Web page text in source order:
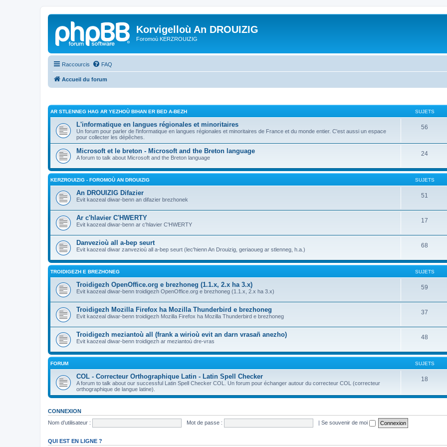
Korvigelloù An DROUIZIG
Foromoù KERZROUIZIG
Raccourcis FAQ
Accueil du forum
AR STLENNEG HAG AR YEZHOÙ BIHAN ER BED A-BEZH SUJETS
L'informatique en langues régionales et minoritaires
Un forum pour parler de l'informatique en langues régionales et minoritaires de France et du monde entier. C'est aussi un espace
pour collecter les dépêches.
56
Microsoft et le breton - Microsoft and the Breton language
A forum to talk about Microsoft and the Breton language
24
KERZROUIZIG - FOROMOÙ AN DROUIZIG SUJETS
An DROUIZIG Difazier
Evit kaozeal diwar-benn an difazier brezhonek
51
Ar c'hlavier C'HWERTY
Evit kaozeal diwar-benn ar c'hlavier C'HWERTY
17
Danvezioù all a-bep seurt
Evit kaozeal diwar zanvezioù all a-bep seurt (lec'hienn An Drouizig, geriaoueg ar stlenneg, h.a.)
68
TROIDIGEZH E BREZHONEG SUJETS
Troidigezh OpenOffice.org e brezhoneg (1.1.x, 2.x ha 3.x)
Evit kaozeal diwar-benn troidigezh OpenOffice.org e brezhoneg (1.1.x, 2.x ha 3.x)
59
Troidigezh Mozilla Firefox ha Mozilla Thunderbird e brezhoneg
Evit kaozeal diwar-benn troidigezh Mozilla Firefox ha Mozilla Thunderbird e brezhoneg
37
Troidigezh meziantoù all (frank a wirioù evit an darn vrasañ anezho)
Evit kaozeal diwar-benn troidigezh ar meziantoù dre-vras
48
FORUM SUJETS
COL - Correcteur Orthographique Latin - Latin Spell Checker
A forum to talk about our successful Latin Spell Checker COL. Un forum pour échanger autour du correcteur COL (correcteur
orthographique de langue latine).
18
CONNEXION
Nom d’utilisateur :
Mot de passe : | Se souvenir de moi
QUI EST EN LIGNE ?